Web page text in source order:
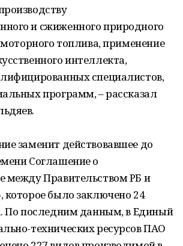
и сжиженного природного
моторного топлива, применение
интеллекта,
специалистов,
программ, – рассказал
заменит действовавшее до
Соглашение о
между Правительством РБ и
которое было заключено 24
По последним данным, в Единый
технических ресурсов ПАО